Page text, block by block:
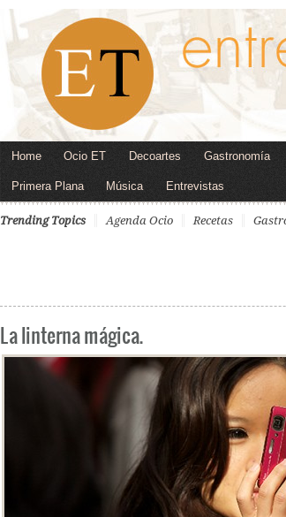
Home Ocio ET Decoartes Gastronomía
Primera Plana Música Entrevistas
Trending Topics Agenda Ocio Recetas
La linterna mágica.